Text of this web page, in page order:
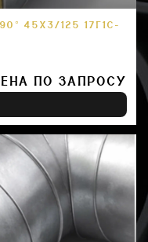
45Х3/125 17Г1С-
ПО ЗАПРОСУ